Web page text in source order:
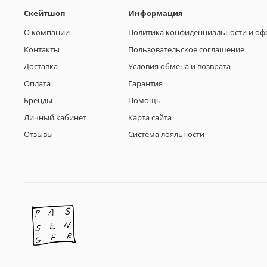
Скейтшоп
О компании
Контакты
Доставка
Оплата
Бренды
Личный кабинет
Отзывы
Информация
Политика конфиденциальности и
Пользовательское соглашение
Условия обмена и возврата
Гарантия
Помощь
Карта сайта
Система лояльности